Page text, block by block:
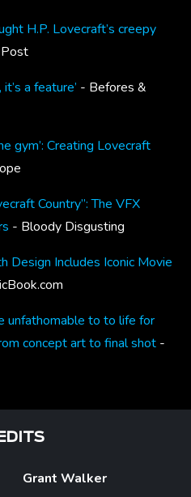
H.P. Lovecraft’s creepy
a feature’ - Befores &
gym’: Creating Lovecraft
Country”: The VFX
- Bloody Disgusting
Design Includes Iconic Movie
unfathomable to to life for
concept art to final shot -
Grant Walker